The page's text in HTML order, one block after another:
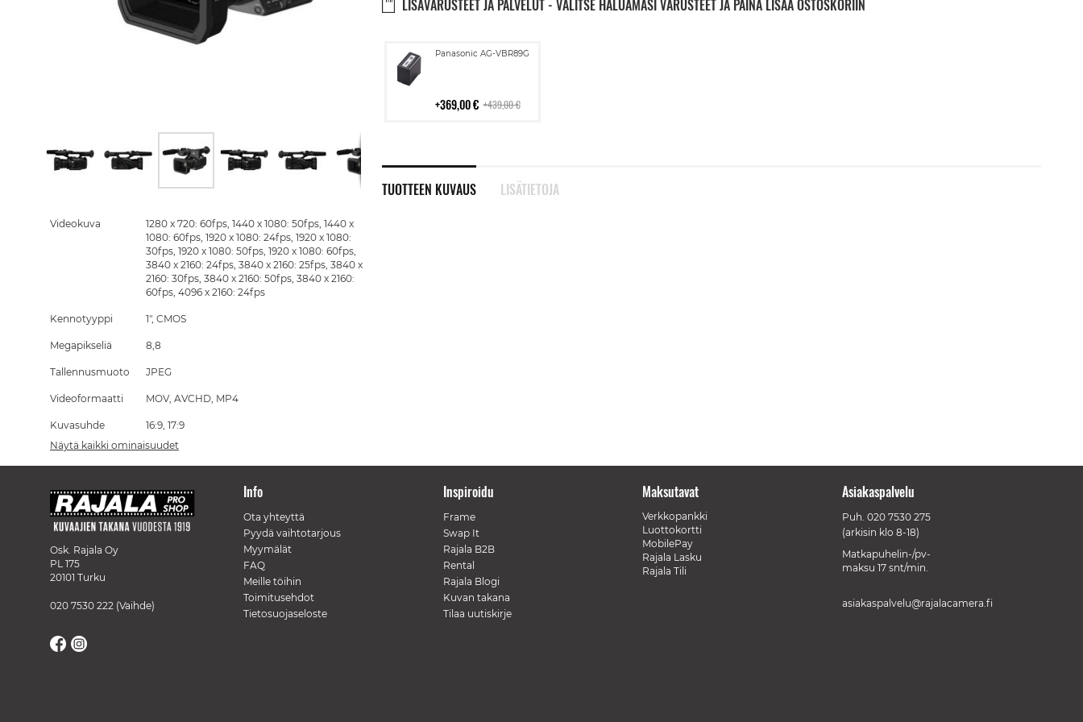
LISÄVARUSTEET JA PALVELUT - VALITSE HALUAMASI VARUSTEET JA PAINA LISÄÄ OSTOSKORIIN
Panasonic AG-VBR89G
369,00 € 439,00 €
Lisää
TUOTTEEN KUVAUS LISÄTIETOJA
the
Videokuva
1280 x 720: 60fps, 1440 x 1080: 50fps, 1440 x
1080: 60fps, 1920 x 1080: 24fps, 1920 x 1080:
30fps, 1920 x 1080: 50fps, 1920 x 1080: 60fps,
3840 x 2160: 24fps, 3840 x 2160: 25fps, 3840 x
2160: 30fps, 3840 x 2160: 50fps, 3840 x 2160:
60fps, 4096 x 2160: 24fps
Kennotyyppi 1", CMOS
Megapikseliä 8,8
Tallennusmuoto JPEG
Videoformaatti MOV, AVCHD, MP4
Kuvasuhde
16:9, 17:9
Näytä kaikki ominaisuudet
Osk. Rajala Oy
PL 175
20101 Turku
020 7530 222 (Vaihde)
Info
Ota yhteyttä
Pyydä vaihtotarjous
Myymälät
FAQ
Meille töihin
Toimitusehdot
Tietosuojaseloste
Inspiroidu
Frame
Swap It
Rajala B2B
Rental
Rajala Blogi
Kuvan takana
Tilaa uutiskirje
Maksutavat
Verkkopankki
Luottokortti
MobilePay
Rajala Lasku
Rajala Tili
Asiakaspalvelu
Puh. 020 7530 275
(arkisin klo 8-18)
Matkapuhelin-/pv-
maksu 17 snt/min.
asiakaspalvelu@rajalacamera.fi